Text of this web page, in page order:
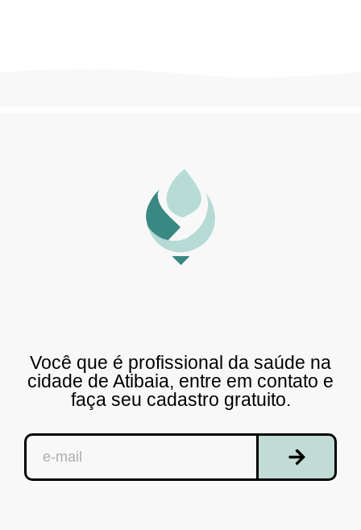
Você que é profissional da saúde na
cidade de Atibaia, entre em contato e
faça seu cadastro gratuito.